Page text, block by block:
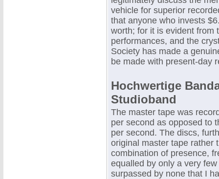
vehicle for superior
that anyone who invests
worth; for it is evident from
performances, and the
Society has made a
be made with present-day
Hochwertige
Studioband
The master tape was
per second as opposed to
per second. The discs,
original master tape rather
combination of presence,
equalled by only a very
surpassed by none that I